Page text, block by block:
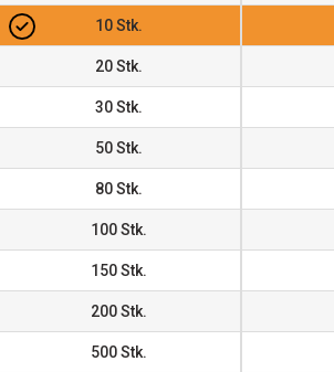
10Stk.
20Stk.
30Stk.
50Stk.
80Stk.
100Stk.
150Stk.
200Stk.
500Stk.